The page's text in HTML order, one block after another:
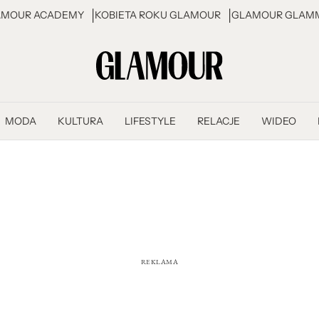
ACADEMY KOBIETA ROKU GLAMOUR GLAMOUR
MODA KULTURA LIFESTYLE RELACJE WIDEO